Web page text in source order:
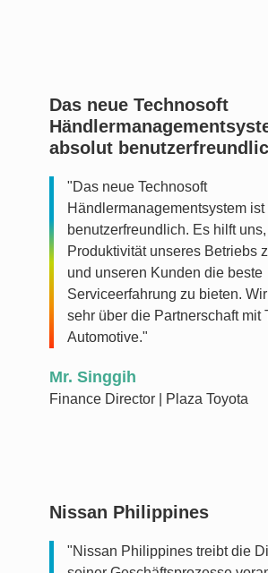
Das neue Technosoft
absolut
"Das neue Technosoft
Händlermanagementsystem
benutzerfreundlich. Es hilft
Produktivität unseres Betriebs
und unseren Kunden die beste
Serviceerfahrung zu bieten.
sehr über die Partnerschaft mit
Automotive."
Mr. Singgih
Finance Director | Plaza Toyota
Nissan Philippines
"Nissan Philippines treibt die